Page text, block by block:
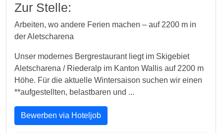
Zur Stelle:
Arbeiten, wo andere Ferien machen – auf 2200 m in
der Aletscharena
Unser modernes Bergrestaurant liegt im Skigebiet
Aletscharena / Riederalp im Kanton Wallis auf 2200 m
Höhe. Für die aktuelle Wintersaison suchen wir einen
**aufgestellten, belastbaren und ...
Bewerben via Hoteljob